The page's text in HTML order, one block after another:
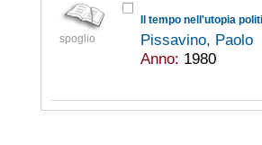
spoglio
Il tempo nell'utopia
Pissavino, Paolo
Anno: 1980